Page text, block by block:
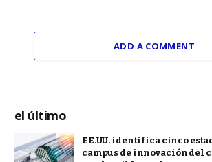
ADD A COMMENT
el último
EE.UU. identifica cinco
campus de innovación del